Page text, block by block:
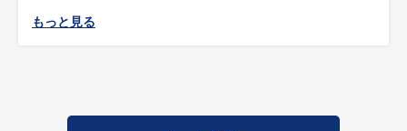
■転職後...